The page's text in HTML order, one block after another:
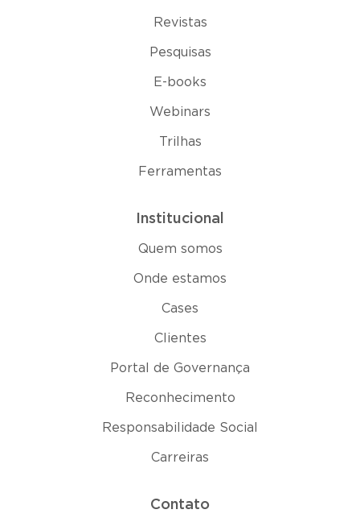
Revistas
Pesquisas
E-books
Webinars
Trilhas
Ferramentas
Institucional
Quem somos
Onde estamos
Cases
Clientes
Portal de Governança
Reconhecimento
Responsabilidade Social
Carreiras
Contato